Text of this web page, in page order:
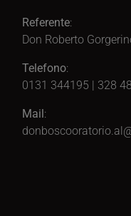
Referente:
Don Roberto
Telefono:
0131 344195 | 328
Mail: